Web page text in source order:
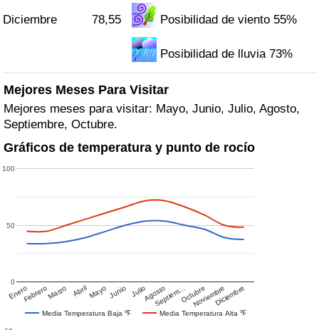
Diciembre 78,55 Posibilidad de viento 55%
Posibilidad de lluvia 73%
Mejores Meses Para Visitar
Mejores meses para visitar: Mayo, Junio, Julio, Agosto,
Septiembre, Octubre.
Gráficos de temperatura y punto de rocío
Media Temperatura Baja ℉ Media Temperatura Alta ℉
EneroFebreroMarzo AbrilMayo Junio JulioAgosto
Septiem…OctubreNoviembreDiciembre
0
50
100